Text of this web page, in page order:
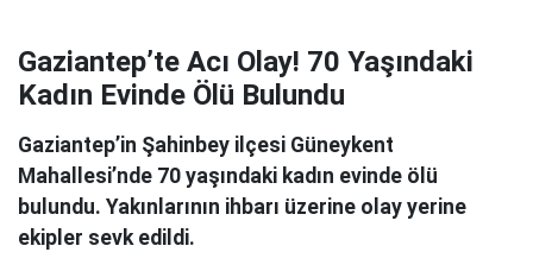
Gaziantep’te Acı Olay! 70 Yaşındaki
Kadın Evinde Ölü Bulundu
Gaziantep’in Şahinbey ilçesi Güneykent
Mahallesi’nde 70 yaşındaki kadın evinde ölü
bulundu. Yakınlarının ihbarı üzerine olay yerine
ekipler sevk edildi.